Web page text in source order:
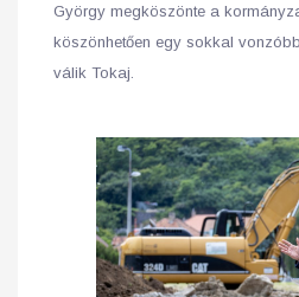
György megköszönte a
köszönhetően egy sokkal
válik Tokaj.